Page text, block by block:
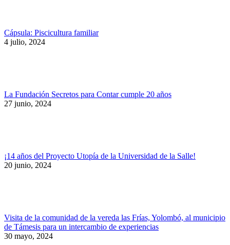
Cápsula: Piscicultura familiar
4 julio, 2024
La Fundación Secretos para Contar cumple 20 años
27 junio, 2024
¡14 años del Proyecto Utopía de la Universidad de la Salle!
20 junio, 2024
Visita de la comunidad de la vereda las Frías, Yolombó, al municipio
de Támesis para un intercambio de experiencias
30 mayo, 2024